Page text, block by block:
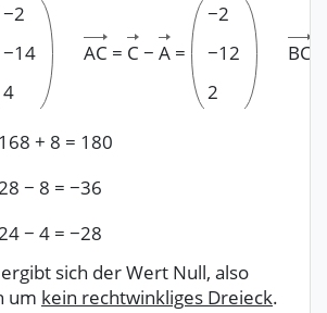
−2
−14
4
AC = C − A =
−2
−12
2
BC
168 + 8 = 180
− 8 = −36
− 4 = −28
sich der Wert Null, also
um kein rechtwinkliges Dreieck.